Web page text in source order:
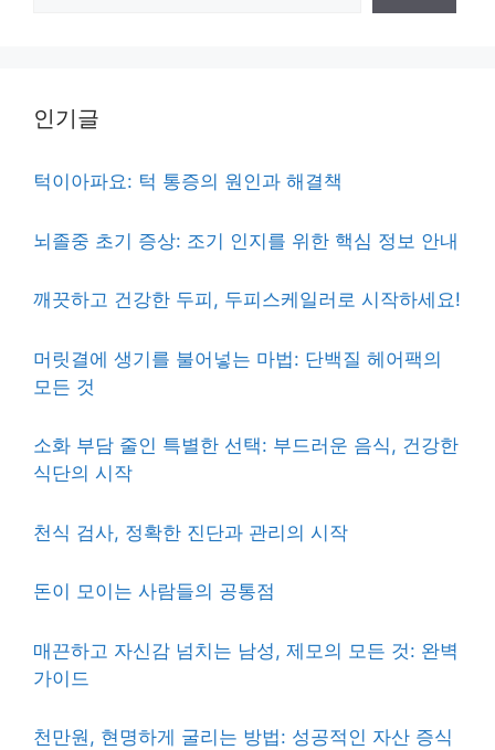
인기글
턱이아파요: 턱 통증의 원인과 해결책
뇌졸중 초기 증상: 조기 인지를 위한 핵심 정보 안내
깨끗하고 건강한 두피, 두피스케일러로 시작하세요!
머릿결에 생기를 불어넣는 마법: 단백질 헤어팩의
모든 것
소화 부담 줄인 특별한 선택: 부드러운 음식, 건강한
식단의 시작
천식 검사, 정확한 진단과 관리의 시작
돈이 모이는 사람들의 공통점
매끈하고 자신감 넘치는 남성, 제모의 모든 것: 완벽
가이드
천만원, 현명하게 굴리는 방법: 성공적인 자산 증식